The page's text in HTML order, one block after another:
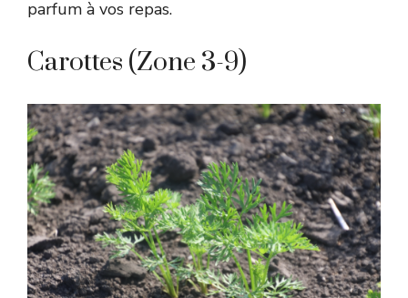
parfum à vos repas.
Carottes (Zone 3-9)